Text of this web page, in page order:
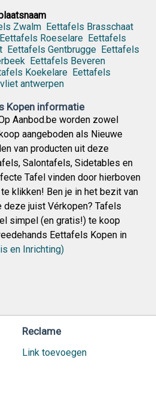
Zwalm Eettafels Brasschaat
Eettafels Roeselare Eettafels
Eettafels Gentbrugge Eettafels
Eettafels Beveren
Koekelare Eettafels
antwerpen
Kopen informatie
Aanbod.be worden zowel
aangeboden als Nieuwe
van producten uit deze
Salontafels, Sidetables en
Tafel vinden door hierboven
klikken! Ben je in het bezit van
deze juist Vérkopen? Tafels
simpel (en gratis!) te koop
Eettafels Kopen in
en Inrichting)
Reclame
Link toevoegen